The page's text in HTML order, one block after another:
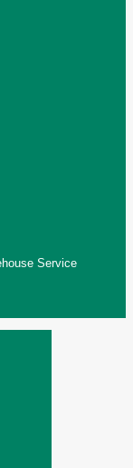
Service